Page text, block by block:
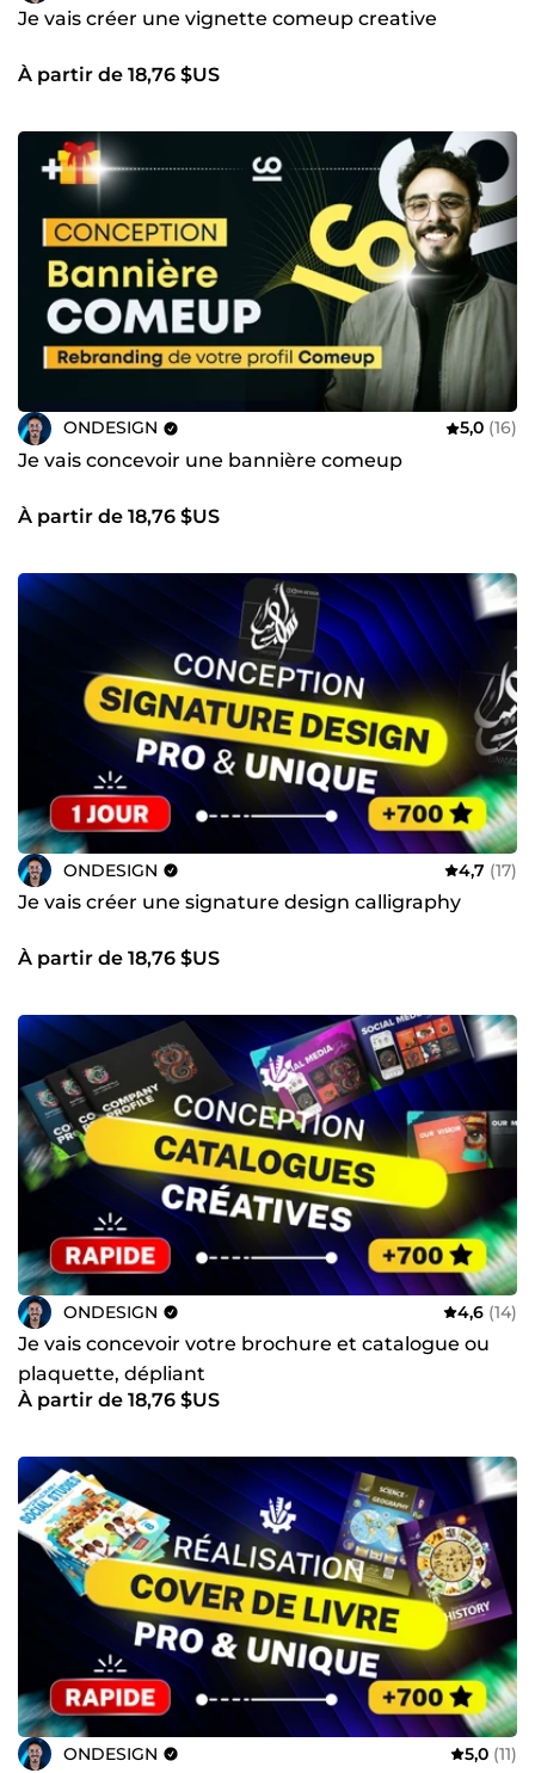
Je vais créer une vignette comeup creative
À partir de 18,76 $US
ONDESIGN 5,0 (16)
Je vais concevoir une bannière comeup
À partir de 18,76 $US
ONDESIGN 4,7 (17)
Je vais créer une signature design calligraphy
À partir de 18,76 $US
ONDESIGN 4,6 (14)
Je vais concevoir votre brochure et catalogue ou
plaquette, dépliant
À partir de 18,76 $US
ONDESIGN 5,0 (11)